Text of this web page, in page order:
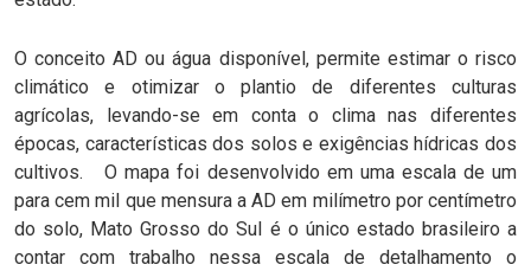
O conceito AD ou água disponível, permite estimar o risco
climático e otimizar o plantio de diferentes culturas
agrícolas, levando-se em conta o clima nas diferentes
épocas, características dos solos e exigências hídricas dos
cultivos. O mapa foi desenvolvido em uma escala de um
para cem mil que mensura a AD em milímetro por centímetro
do solo, Mato Grosso do Sul é o único estado brasileiro a
contar com trabalho nessa escala de detalhamento o